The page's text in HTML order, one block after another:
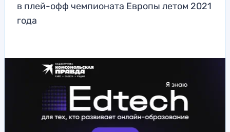
в плей-офф чемпионата Европы летом 2021
года